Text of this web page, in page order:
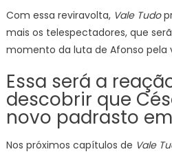
Com essa reviravolta, Vale Tudo
mais os telespectadores, que
momento da luta de Afonso pela
Essa será a
descobrir que
novo padrasto em
Nos próximos capítulos de Vale